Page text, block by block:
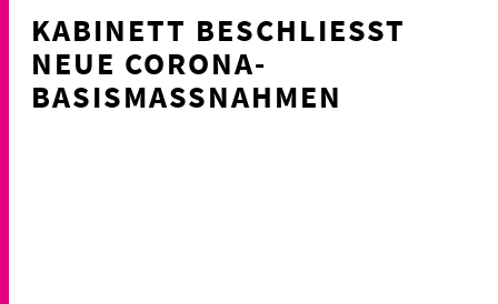
KABINETT BESCHLIESST N
EUE CORONA-B
ASISMASSNAHMEN